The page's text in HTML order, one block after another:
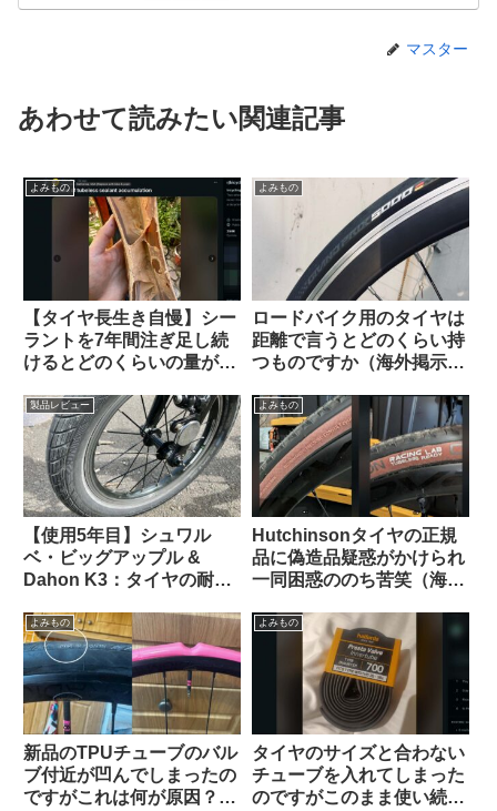
マスター
あわせて読みたい関連記事
よみもの
【タイヤ長生き自慢】シー
ラントを7年間注ぎ足し続
けるとどのくらいの量が溜
ら）
よみもの
ロードバイク用のタイヤは
距離で言うとどのくらい持
つものですか（海外掲示板
製品レビュー
【使用5年目】シュワル
ベ・ビッグアップル &
Dahon K3：タイヤの耐久
あったか
よみもの
Hutchinsonタイヤの正規
品に偽造品疑惑がかけられ
一同困惑ののち苦笑（海外
よみもの
新品のTPUチューブのバル
ブ付近が凹んでしまったの
ですがこれは何が原因？
よみもの
タイヤのサイズと合わない
チューブを入れてしまった
のですがこのまま使い続け